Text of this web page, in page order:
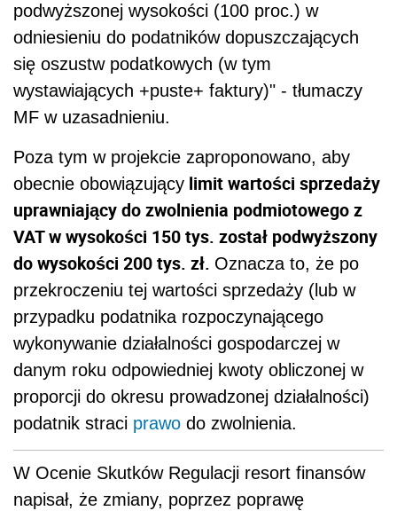
podwyższonej wysokości (100 proc.) w
odniesieniu do podatników dopuszczających
się oszustw podatkowych (w tym
wystawiających +puste+ faktury)" - tłumaczy
MF w uzasadnieniu.
Poza tym w projekcie zaproponowano, aby
obecnie obowiązujący limit wartości sprzedaży
uprawniający do zwolnienia podmiotowego z
VAT w wysokości 150 tys. został podwyższony
do wysokości 200 tys. zł. Oznacza to, że po
przekroczeniu tej wartości sprzedaży (lub w
przypadku podatnika rozpoczynającego
wykonywanie działalności gospodarczej w
danym roku odpowiedniej kwoty obliczonej w
proporcji do okresu prowadzonej działalności)
podatnik straci prawo do zwolnienia.
W Ocenie Skutków Regulacji resort finansów
napisał, że zmiany, poprzez poprawę